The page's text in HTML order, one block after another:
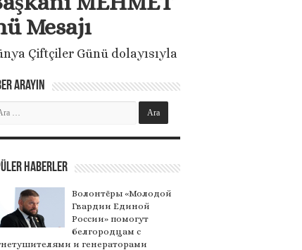
Mesajı
Çiftçiler Günü dolayısıyla
Arayın
Haberler
Волонтёры «Молодой
Гвардии Единой
России» помогут
белгородцам с
и генераторами